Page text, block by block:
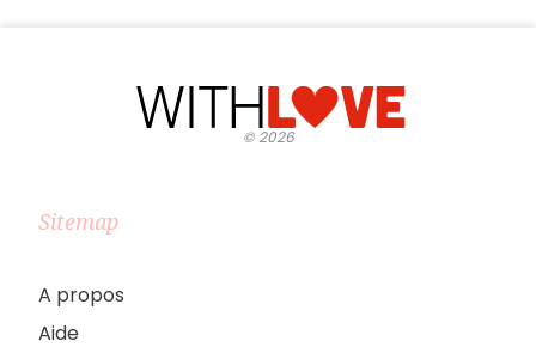
©2026
Sitemap
A propos
Aide